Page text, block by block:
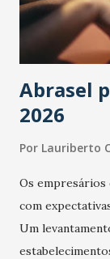
Abrasel
2026
Por Lauriberto
Os empresários
com
Um